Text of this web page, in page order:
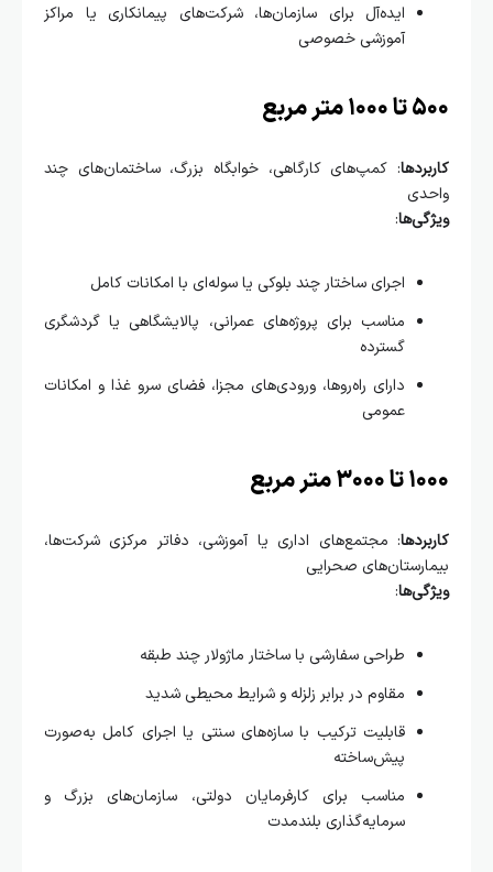
ایده‌آل برای سازمان‌ها، شرکت‌های پیمانکاری یا مراکز
آموزشی خصوصی
: کمپ‌های کارگاهی، خوابگاه بزرگ، ساختمان‌های چند
اجرای ساختار چند بلوکی یا سوله‌ای با امکانات کامل
مناسب برای پروژه‌های عمرانی، پالایشگاهی یا گردشگری
دارای راه‌روها، ورودی‌های مجزا، فضای سرو غذا و امکانات
: مجتمع‌های اداری یا آموزشی، دفاتر مرکزی شرکت‌ها،
صحرایی
طراحی سفارشی با ساختار ماژولار چند طبقه
مقاوم در برابر زلزله و شرایط محیطی شدید
قابلیت ترکیب با سازه‌های سنتی یا اجرای کامل به‌صورت
پیش‌ساخته
مناسب برای کارفرمایان دولتی، سازمان‌های بزرگ و
سرمایه‌گذاری بلندمدت